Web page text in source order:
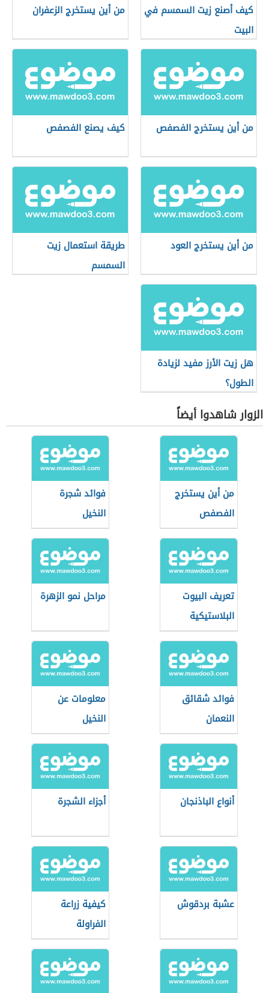
كيف أصنع زيت السمسم في
البيت
من أين يستخرج الزعفران
من أين يستخرج الفصفص كيف يصنع الفصفص
من أين يستخرج العود
طريقة استعمال زيت
السمسم
هل زيت الأرز مفيد لزيادة
الطول؟
الزوار شاهدوا أيضاً
من أين يستخرج
الفصفص
فوائد شجرة
النخيل
تعريف البيوت
البلاستيكية
مراحل نمو الزهرة
فوائد شقائق
النعمان
معلومات عن
النخيل
أنواع الباذنجان أجزاء الشجرة
عشبة بردقوش
كيفية زراعة
الفراولة